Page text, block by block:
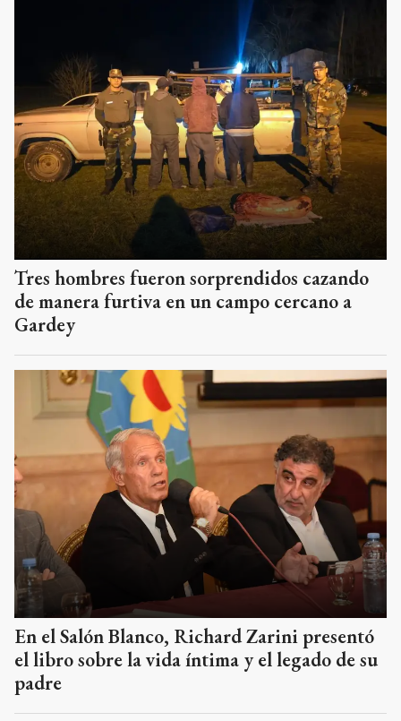
Tres hombres fueron sorprendidos cazando
de manera furtiva en un campo cercano a
Gardey
En el Salón Blanco, Richard Zarini presentó
el libro sobre la vida íntima y el legado de su
padre